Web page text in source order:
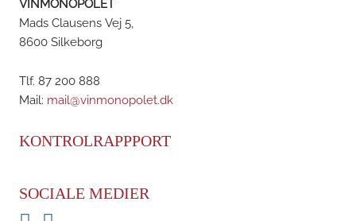
VINMONOPOLET
Mads Clausens Vej 5,
8600 Silkeborg
Tlf. 87 200 888
Mail: mail@vinmonopolet.dk
KONTROLRAPPPORT
SOCIALE MEDIER